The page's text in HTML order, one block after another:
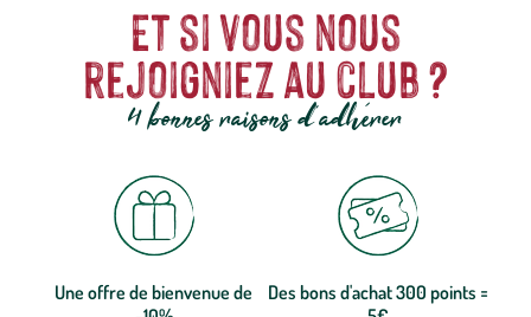
Et si vous nous
rejoigniez au club ?
4 bonnes raisons d'adhérer
Une offre de bienvenue de
Des bons d'achat 300 points =